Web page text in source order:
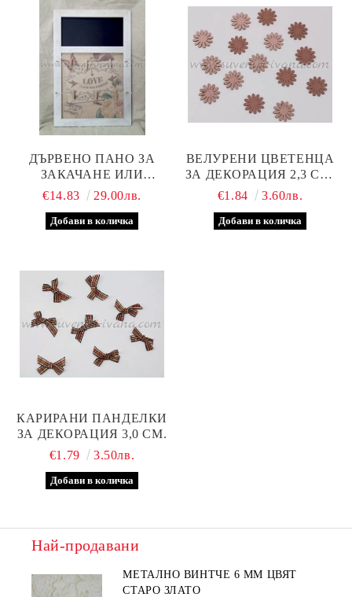
ДЪРВЕНО ПАНО ЗА
ЗАКАЧАНЕ ИЛИ
ПИСАНЕ НА БЕЛЕЖКИ
€14.83 29.00лв.
ВЕЛУРЕНИ ЦВЕТЕНЦА
ЗА ДЕКОРАЦИЯ 2,3 СМ.
24 БРОЯ В ПАКЕТ
€1.84 3.60лв.
КАРИРАНИ ПАНДЕЛКИ
ЗА ДЕКОРАЦИЯ 3,0 СМ.
€1.79
3.50лв.
Най-продавани
МЕТАЛНО ВИНТЧЕ 6 ММ ЦВЯТ
СТАРО ЗЛАТО